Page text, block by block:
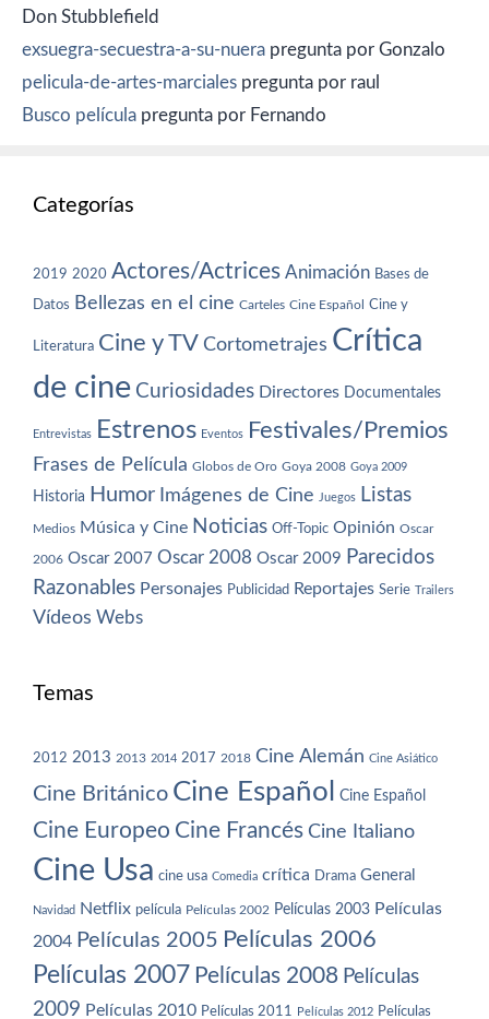
Don Stubblefield
exsuegra-secuestra-a-su-nuera pregunta por Gonzalo
pelicula-de-artes-marciales pregunta por raul
Busco película pregunta por Fernando
Categorías
2019 2020 Actores/Actrices Animación Bases de
Datos Bellezas en el cine Carteles Cine Español Cine y
Literatura Cine y TV Cortometrajes Crítica
de cine Curiosidades Directores Documentales
Entrevistas Estrenos Eventos Festivales/Premios
Frases de Película Globos de Oro Goya 2008 Goya 2009
Historia Humor Imágenes de Cine Juegos Listas
Medios Música y Cine Noticias Off-Topic Opinión Oscar
2006 Oscar 2007 Oscar 2008 Oscar 2009 Parecidos
Razonables Personajes Publicidad Reportajes Serie Trailers
Vídeos Webs
Temas
2012 2013 2013 2014 2017 2018 Cine Alemán Cine Asiático
Cine Británico Cine Español Cine Español
Cine Europeo Cine Francés Cine Italiano
Cine Usa cine usa Comedia crítica Drama General
Navidad Netflix película Películas 2002 Películas 2003 Películas
2004 Películas 2005 Películas 2006
Películas 2007 Películas 2008 Películas
2009 Películas 2010 Películas 2011 Películas 2012 Películas